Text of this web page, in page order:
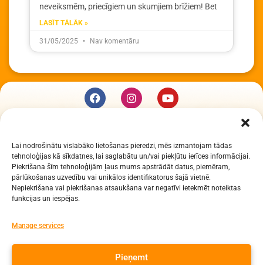
Lai nodrošinātu vislabāko lietošanas pieredzi, mēs izmantojam tādas
tehnoloģijas kā sīkdatnes, lai saglabātu un/vai piekļūtu ierīces informācijai.
Piekrišana šīm tehnoloģijām ļaus mums apstrādāt datus, piemēram,
pārlūkošanas uzvedību vai unikālos identifikatorus šajā vietnē.
Nepiekrišana vai piekrišanas atsaukšana var negatīvi ietekmēt noteiktas
funkcijas un iespējas.
Manage services
Pieņemt
neveiksmēm, priecīgiem un skumjiem brīžiem! Bet
LASĪT TĀLĀK »
31/05/2025 Nav komentāru
Daugavpils Zinātņu vidusskola
Raiņa iela 30, Daugavpils, LV-5401
Reģ. Nr. 2713903513 (IZM)
Daugavpils valstspilsētas pašvaldība 90000077325